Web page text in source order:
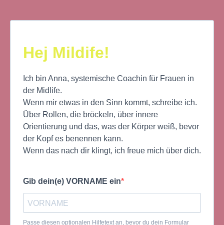
Hej Mildife!
Ich bin Anna, systemische Coachin für Frauen in
der Midlife.
Wenn mir etwas in den Sinn kommt, schreibe ich.
Über Rollen, die bröckeln, über innere
Orientierung und das, was der Körper weiß, bevor
der Kopf es benennen kann.
Wenn das nach dir klingt, ich freue mich über dich.
Gib dein(e) VORNAME ein
Passe diesen optionalen Hilfetext an, bevor du dein Formular